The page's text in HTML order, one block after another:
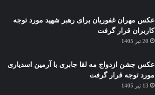
عکس مهران غفوریان برای رهبر شهید مورد توجه
کاربران قرار گرفت
20 تیر 1405
عکس جشن ازدواج مه لقا جابری با آرمین اسدیاری
مورد توجه قرار گرفت
13 تیر 1405